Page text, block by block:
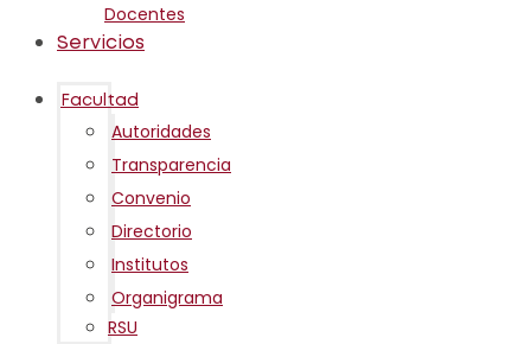
Docentes
Servicios
Facultad
Autoridades
Transparencia
Convenio
Directorio
Institutos
Organigrama
RSU